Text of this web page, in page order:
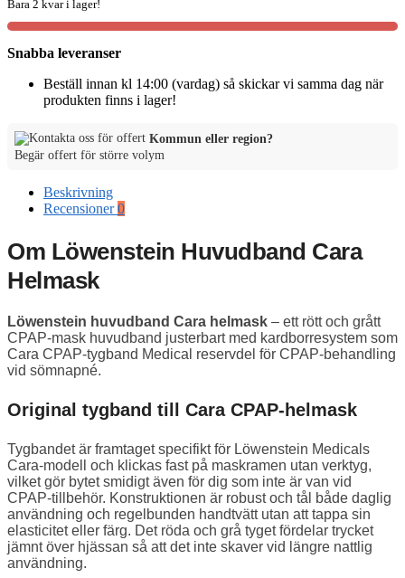
Bara 2 kvar i lager!
Snabba leveranser
Beställ innan kl 14:00 (vardag) så skickar vi samma dag när
produkten finns i lager!
Kommun eller region?
Begär offert för större volym
Beskrivning
Recensioner0
Om Löwenstein Huvudband Cara
Helmask
Löwenstein huvudband Cara helmask – ett rött och grått
CPAP-mask huvudband justerbart med kardborresystem som
Cara CPAP-tygband Medical reservdel för CPAP-behandling
vid sömnapné.
Original tygband till Cara CPAP-helmask
Tygbandet är framtaget specifikt för Löwenstein Medicals
Cara-modell och klickas fast på maskramen utan verktyg,
vilket gör bytet smidigt även för dig som inte är van vid
CPAP-tillbehör. Konstruktionen är robust och tål både daglig
användning och regelbunden handtvätt utan att tappa sin
elasticitet eller färg. Det röda och grå tyget fördelar trycket
jämnt över hjässan så att det inte skaver vid längre nattlig
användning.